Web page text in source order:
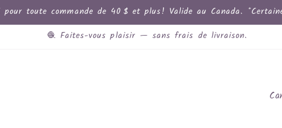
pour toute commande de 40 $ et plus! Valide au Canada.
🧶 Faites-vous plaisir — sans frais de livraison.
P